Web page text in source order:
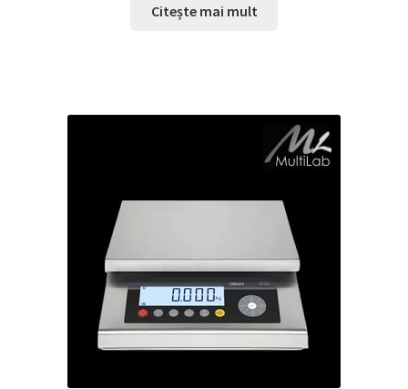
Citește mai mult